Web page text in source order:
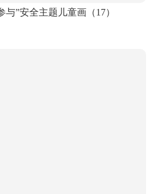
”安全主题儿童画（17）